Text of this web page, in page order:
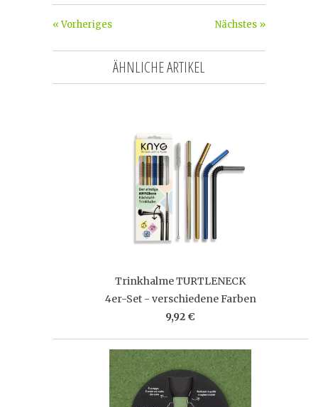
Nächstes »
« Vorheriges
ÄHNLICHE ARTIKEL
Trinkhalme TURTLENECK
4er-Set - verschiedene Farben
9,92 €